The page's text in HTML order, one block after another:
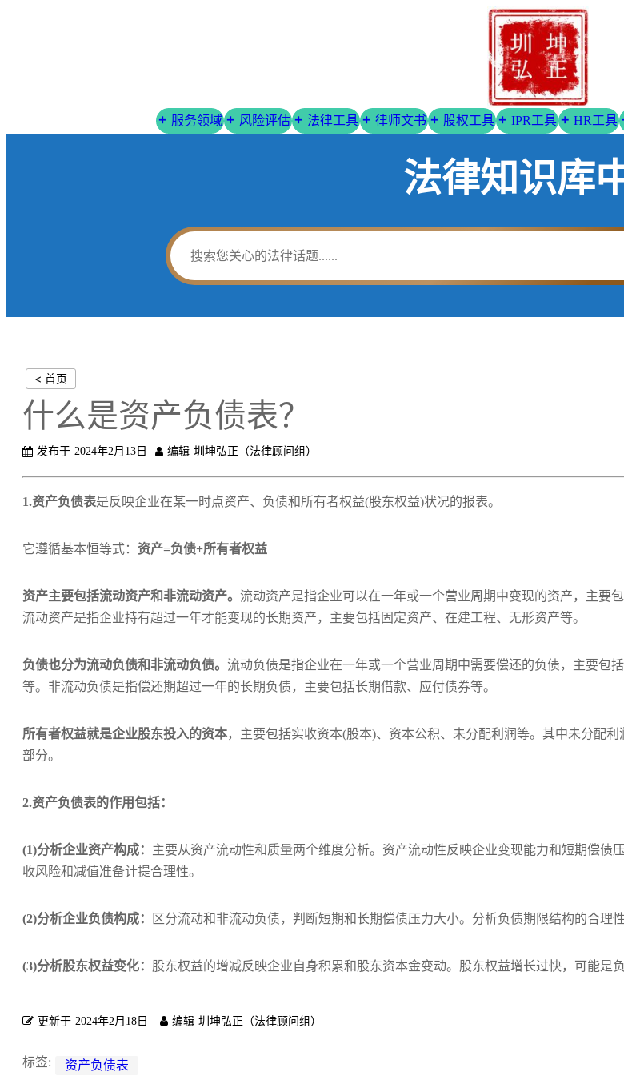
服务领域 风险评估 法律工具 律师文书 股权工具 IPR工具 HR工具
法律知识库
< 首页
什么是资产负债表？
发布于 2024年2月13日 编辑 圳坤弘正（法律顾问组）
1.资产负债表是反映企业在某一时点资产、负债和所有者权益(股东权益)状况的报表。
它遵循基本恒等式： 资产=负债+所有者权益
资产主要包括流动资产和非流动资产。 流动资产是指企业可以在一年或一个营业周期中变现的资产，主要
流动资产是指企业持有超过一年才能变现的长期资产，主要包括固定资产、在建工程、无形资产等。
负债也分为流动负债和非流动负债。 流动负债是指企业在一年或一个营业周期中需要偿还的负债，主要包
等。非流动负债是指偿还期超过一年的长期负债，主要包括长期借款、应付债券等。
所有者权益就是企业股东投入的资本，主要包括实收资本(股本)、资本公积、未分配利润等。其中未分配
部分。
2.资产负债表的作用包括：
(1)分析企业资产构成： 主要从资产流动性和质量两个维度分析。资产流动性反映企业变现能力和短期偿债
收风险和减值准备计提合理性。
(2)分析企业负债构成： 区分流动和非流动负债，判断短期和长期偿债压力大小。分析负债期限结构的合理
(3)分析股东权益变化： 股东权益的增减反映企业自身积累和股东资本金变动。股东权益增长过快，可能是
更新于 2024年2月18日 编辑 圳坤弘正（法律顾问组）
标签: 资产负债表